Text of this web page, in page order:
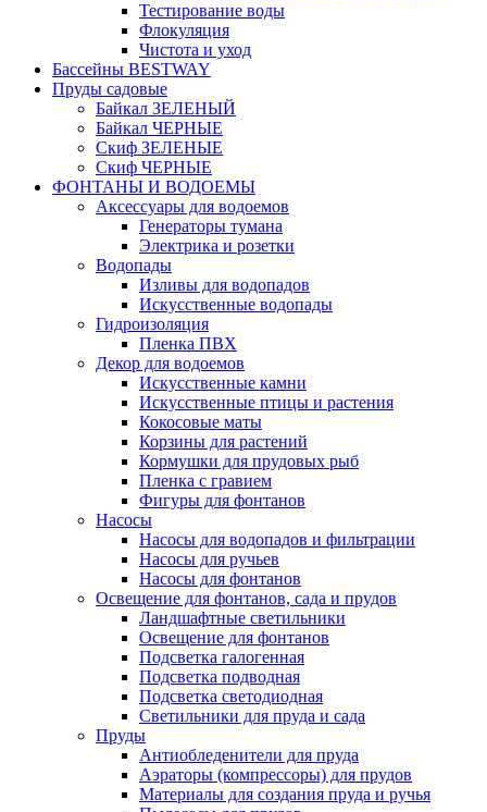
Тестирование воды
Флокуляция
Чистота и уход
Бассейны BESTWAY
Пруды садовые
Байкал ЗЕЛЕНЫЙ
Байкал ЧЕРНЫЕ
Скиф ЗЕЛЕНЫЕ
Скиф ЧЕРНЫЕ
ФОНТАНЫ И ВОДОЕМЫ
Аксессуары для водоемов
Генераторы тумана
Электрика и розетки
Водопады
Изливы для водопадов
Искусственные водопады
Гидроизоляция
Пленка ПВХ
Декор для водоемов
Искусственные камни
Искусственные птицы и растения
Кокосовые маты
Корзины для растений
Кормушки для прудовых рыб
Пленка с гравием
Фигуры для фонтанов
Насосы
Насосы для водопадов и фильтрации
Насосы для ручьев
Насосы для фонтанов
Освещение для фонтанов, сада и прудов
Ландшафтные светильники
Освещение для фонтанов
Подсветка галогенная
Подсветка подводная
Подсветка светодиодная
Светильники для пруда и сада
Пруды
Антиобледенители для пруда
Аэраторы (компрессоры) для прудов
Материалы для создания пруда и ручья